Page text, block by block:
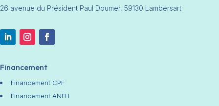
26 avenue du Président Paul Doumer, 59130 Lambersart
Financement
Financement CPF
Financement ANFH